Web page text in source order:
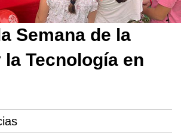
Semana de la
la Tecnología en